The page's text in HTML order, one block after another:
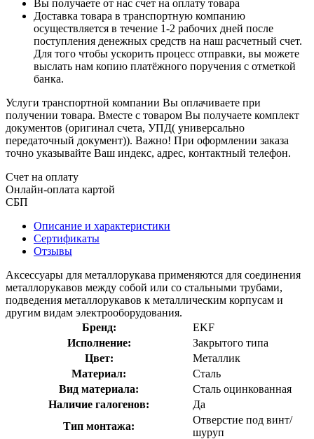
Вы получаете от нас счет на оплату товара
Доставка товара в транспортную компанию
осуществляется в течение 1-2 рабочих дней после
поступления денежных средств на наш расчетный счет.
Для того чтобы ускорить процесс отправки, вы можете
выслать нам копию платёжного поручения с отметкой
банка.
Услуги транспортной компании Вы оплачиваете при
получении товара. Вместе с товаром Вы получаете комплект
документов (оригинал счета, УПД( универсально
передаточный документ)). Важно! При оформлении заказа
точно указывайте Ваш индекс, адрес, контактный телефон.
Счет на оплату
Онлайн-оплата картой
СБП
Описание и характеристики
Сертификаты
Отзывы
Аксессуары для металлорукава применяются для соединения
металлорукавов между собой или со стальными трубами,
подведения металлорукавов к металлическим корпусам и
другим видам электрооборудования.
Бренд:
EKF
Исполнение:
Закрытого типа
Цвет:
Металлик
Материал:
Сталь
Вид материала:
Сталь оцинкованная
Наличие галогенов:
Да
Тип монтажа:
Отверстие под винт/
шуруп